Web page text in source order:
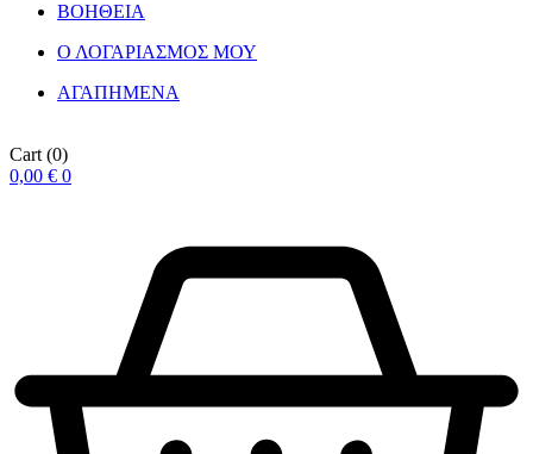
ΒΟΗΘΕΙΑ
Ο ΛΟΓΑΡΙΑΣΜΟΣ ΜΟΥ
ΑΓΑΠΗΜΕΝΑ
Cart (0)
0,00 € 0